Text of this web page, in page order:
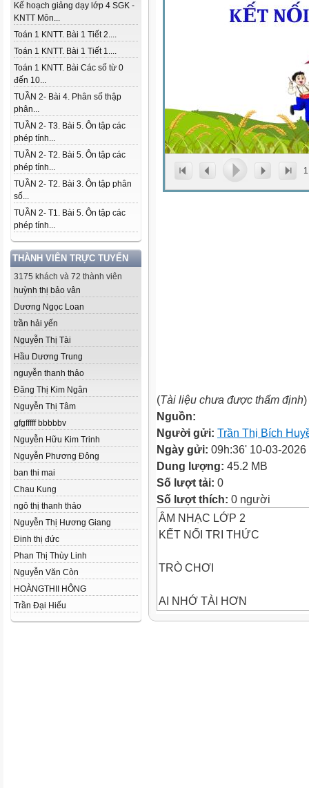
Kế hoạch giảng dạy lớp 4 SGK -
KNTT Môn...
Toán 1 KNTT. Bài 1 Tiết 2....
Toán 1 KNTT. Bài 1 Tiết 1....
Toán 1 KNTT. Bài Các số từ 0
đến 10...
TUẦN 2- Bài 4. Phân số thập
phân...
TUẦN 2- T3. Bài 5. Ôn tập các
phép tính...
TUẦN 2- T2. Bài 5. Ôn tập các
phép tính...
TUẦN 2- T2. Bài 3. Ôn tập phân
số...
TUẦN 2- T1. Bài 5. Ôn tập các
phép tính...
THÀNH VIÊN TRỰC TUYẾN
3175 khách và 72 thành viên
huỳnh thị bảo vân
Dương Ngọc Loan
trần hải yến
Nguyễn Thị Tài
Hầu Dương Trung
nguyễn thanh thảo
Đăng Thị Kim Ngân
Nguyễn Thị Tâm
gfgfffff bbbbbv
Nguyễn Hữu Kim Trinh
Nguyễn Phương Đông
ban thi mai
Chau Kung
ngô thị thanh thảo
Nguyễn Thị Hương Giang
Đinh thị đức
Phan Thị Thùy Linh
Nguyễn Văn Còn
HOÀNGTHII HÔNG
Trần Đại Hiếu
1
(Tài liệu chưa được thẩm định)
Nguồn:
Người gửi: Trần Thị Bích
Ngày gửi: 09h:36' 10-03-2026
Dung lượng: 45.2 MB
Số lượt tải: 0
Số lượt thích: 0 người
ÂM NHẠC LỚP 2
KẾT NỐI TRI THỨC
TRÒ CHƠI
AI NHỚ TÀI HƠN